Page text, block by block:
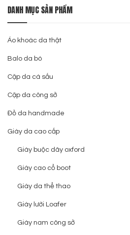
DANH MỤC SẢN PHẨM
Áo khoác da thật
Balo da bò
Cặp da cá sấu
Cặp da công sở
Đồ da handmade
Giày da cao cấp
Giày buộc dây oxford
Giày cao cổ boot
Giày da thể thao
Giày lười Loafer
Giày nam công sở